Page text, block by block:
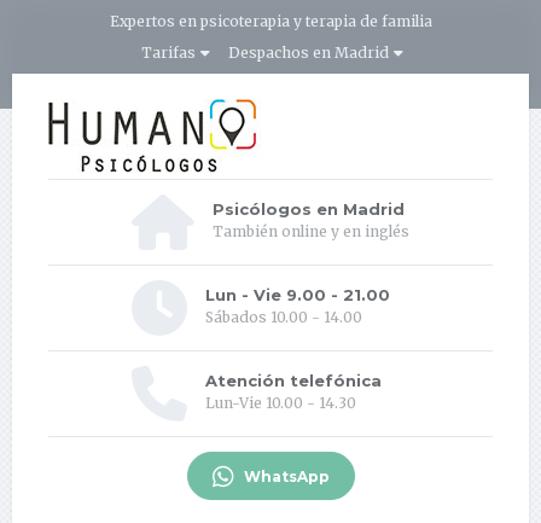
Expertos en psicoterapia y terapia de familia
Tarifas
Despachos en Madrid
Psicólogos en Madrid
También online y en inglés
Lun - Vie 9.00 - 21.00
Sábados 10.00 - 14.00
Atención telefónica
Lun-Vie 10.00 - 14.30
WhatsApp